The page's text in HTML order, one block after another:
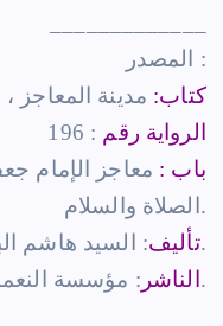
المصدر :
كتاب: مدينة المعاجز ،
الرواية رقم : 196
باب : معاجز الإمام
الصلاة والسلام.
تأليف: السيد هاشم البحراني.
الناشر : مؤسسة النعمان للطباعة والنشر.